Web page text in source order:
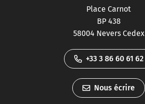
Place Carnot
BP 438
58004 Nevers Cedex
+33 3 86 60 61 62
Nous écrire